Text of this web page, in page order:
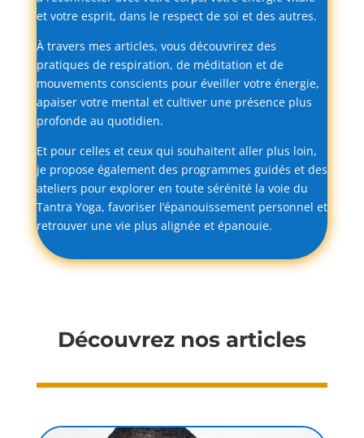
et votre esprit, dans le respect de soi et des autres.
À travers mes articles, vous découvrirez des
pratiques de respiration, de méditation et de
mouvements conscients pour éveiller votre énergie,
apaiser votre mental et cultiver une présence plus
profonde au quotidien.
Et pour celles et ceux qui souhaitent aller plus loin,
je propose également des programmes guidés et des
ateliers pour explorer en toute sérénité la voie du
Tantra Yoga, favoriser l’épanouissement personnel et
retrouver une vie plus alignée et épanouie.
Découvrez nos articles